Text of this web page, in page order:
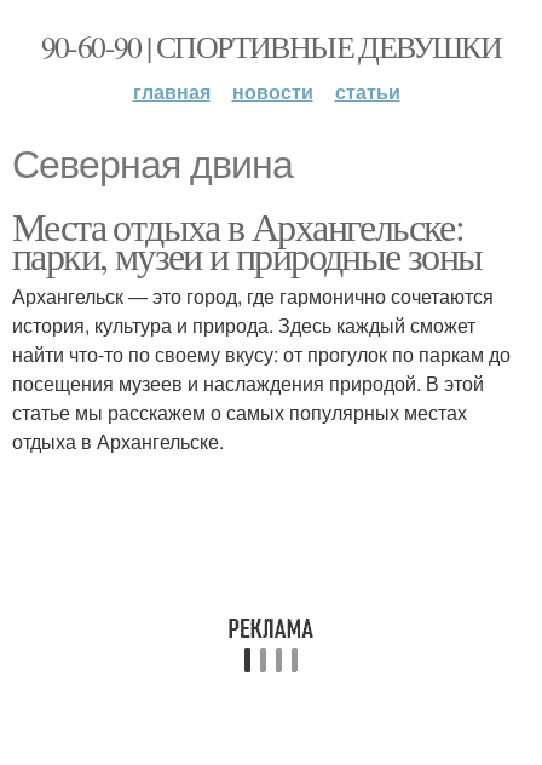
90-60-90 | СПОРТИВНЫЕ ДЕВУШКИ
главная новости статьи
Северная двина
Места отдыха в Архангельске:
парки, музеи и природные зоны
Архангельск — это город, где гармонично сочетаются
история, культура и природа. Здесь каждый сможет
найти что-то по своему вкусу: от прогулок по паркам до
посещения музеев и наслаждения природой. В этой
статье мы расскажем о самых популярных местах
отдыха в Архангельске.